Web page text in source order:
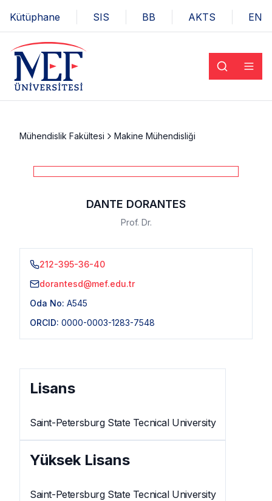
Kütüphane SIS BB AKTS EN
Mühendislik Fakültesi Makine Mühendisliği
DANTE DORANTES
Prof. Dr.
212-395-36-40
dorantesd@mef.edu.tr
Oda No: A545
ORCID: 0000-0003-1283-7548
Lisans
Saint-Petersburg State Tecnical University
Yüksek Lisans
Saint-Petersburg State Tecnical University